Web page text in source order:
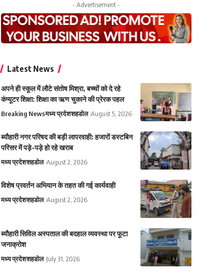
- Advertisement -
Latest News
अपने ही स्कूल में लौटे संतोष मिश्रा, बच्चों को दे रहे
कंप्यूटर शिक्षा: शिक्षा का ऋण चुकाने की प्रेरक पहल
Breaking Newsमध्य प्रदेशशहडोल August 5, 2026
ब्यौहारी नगर परिषद की बड़ी लापरवाही: हजारों डस्टबिन
परिसर में पड़े-पड़े हो रहे खराब
मध्य प्रदेशशहडोल August 2, 2026
विशेष प्रवर्तन अभियान के तहत की गई कार्यवाही
मध्य प्रदेशशहडोल August 2, 2026
ब्यौहारी सिविल अस्पताल की बदहाल व्यवस्था पर फूटा
जनाक्रोश
मध्य प्रदेशशहडोल July 31, 2026